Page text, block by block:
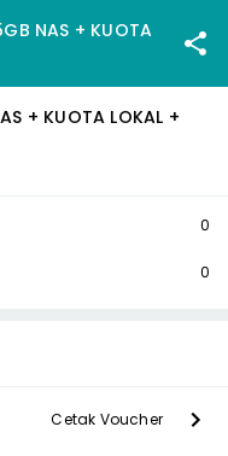
NAS + KUOTA
+ KUOTA LOKAL +
0
0
Cetak Voucher